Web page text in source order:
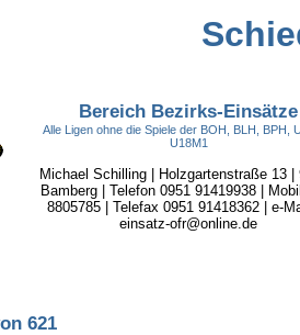
Bereich Bezirks-Einsätze
Alle Ligen ohne die Spiele der BOH, BLH, BPH,
U18M1
Michael Schilling | Holzgartenstraße 13 |
Bamberg | Telefon 0951 91419938 |
8805785 | Telefax 0951 91418362 | e-
einsatz-ofr@online.de
621